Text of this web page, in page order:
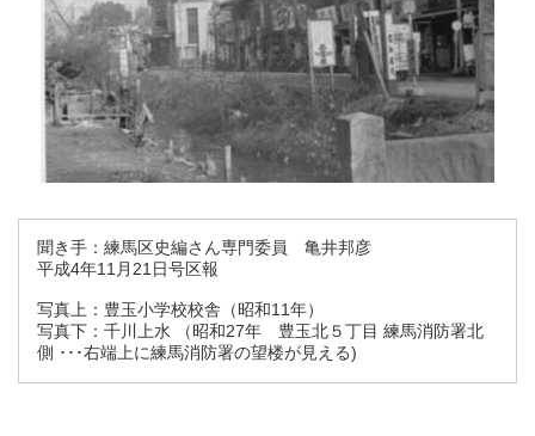
聞き手：練馬区史編さん専門委員 亀井邦彦
平成4年11月21日号区報
写真上：豊玉小学校校舎（昭和11年）
写真下：千川上水 （昭和27年 豊玉北５丁目 練馬消防署北
側 ･･･右端上に練馬消防署の望楼が見える)